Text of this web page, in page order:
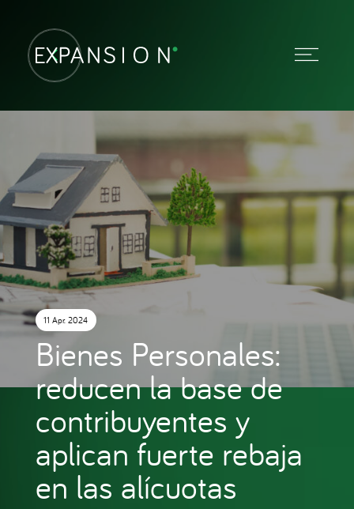
11 Apr. 2024
Bienes Personales:
reducen la base de
contribuyentes y
aplican fuerte rebaja
en las alícuotas